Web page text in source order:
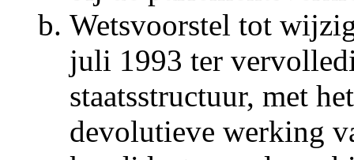
Wetsvoorstel tot
juli 1993 ter
staatsstructuur, met
devolutieve werking